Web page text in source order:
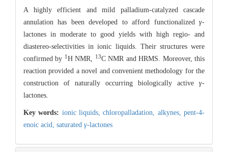
A highly efficient and mild palladium-catalyzed cascade
annulation has been developed to afford functionalized γ-
lactones in moderate to good yields with high regio- and
diastereo-selectivities in ionic liquids. Their structures were
confirmed by 1 H NMR, 13C NMR and HRMS. Moreover, this
reaction provided a novel and convenient methodology for the
construction of naturally occurring biologically active γ-
lactones.
Key words: ionic liquids,chloropalladation, alkynes,pent-4-
enoic acid, saturated γ-lactones